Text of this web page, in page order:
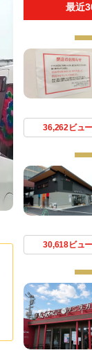
最近
36,262ビュー
30,618ビュー